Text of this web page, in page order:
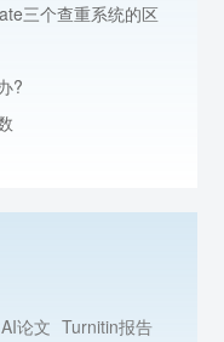
三个查重系统的区
?
AI论文 Turnitin报告